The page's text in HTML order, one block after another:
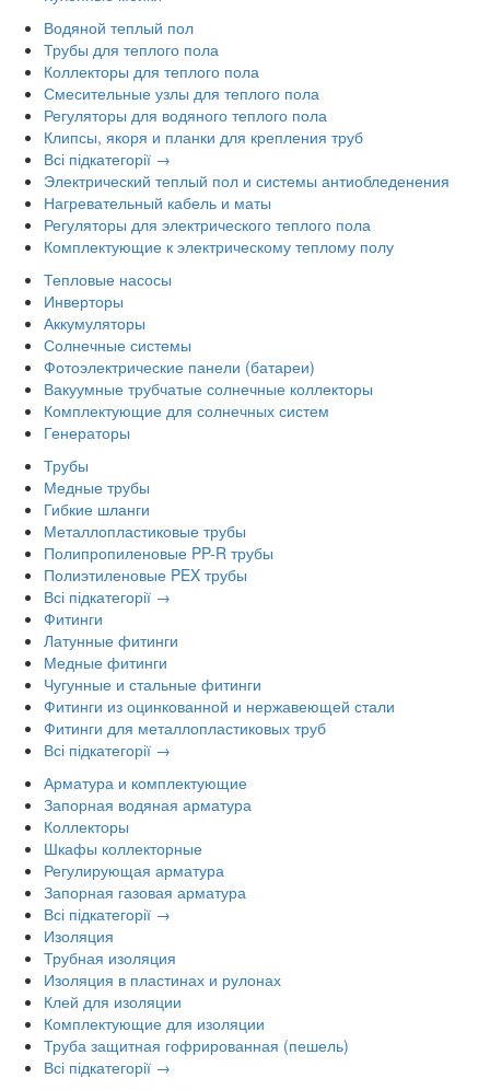
Водяной теплый пол
Трубы для теплого пола
Коллекторы для теплого пола
Смесительные узлы для теплого пола
Регуляторы для водяного теплого пола
Клипсы, якоря и планки для крепления труб
Всі підкатегорії →
Электрический теплый пол и системы антиобледенения
Нагревательный кабель и маты
Регуляторы для электрического теплого пола
Комплектующие к электрическому теплому полу
Тепловые насосы
Инверторы
Аккумуляторы
Солнечные системы
Фотоэлектрические панели (батареи)
Вакуумные трубчатые солнечные коллекторы
Комплектующие для солнечных систем
Генераторы
Трубы
Медные трубы
Гибкие шланги
Металлопластиковые трубы
Полипропиленовые PP-R трубы
Полиэтиленовые PEX трубы
Всі підкатегорії →
Фитинги
Латунные фитинги
Медные фитинги
Чугунные и стальные фитинги
Фитинги из оцинкованной и нержавеющей стали
Фитинги для металлопластиковых труб
Всі підкатегорії →
Арматура и комплектующие
Запорная водяная арматура
Коллекторы
Шкафы коллекторные
Регулирующая арматура
Запорная газовая арматура
Всі підкатегорії →
Изоляция
Трубная изоляция
Изоляция в пластинах и рулонах
Клей для изоляции
Комплектующие для изоляции
Труба защитная гофрированная (пешель)
Всі підкатегорії →